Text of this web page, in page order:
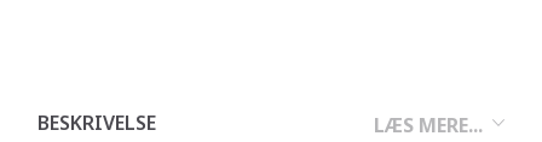
LÆS MERE...
BESKRIVELSE